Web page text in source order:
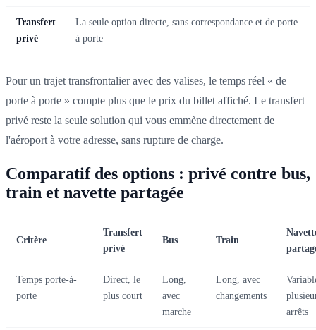
Transfert
privé
La seule option directe, sans correspondance et de porte
à porte
Pour un trajet transfrontalier avec des valises, le temps réel « de
porte à porte » compte plus que le prix du billet affiché. Le transfert
privé reste la seule solution qui vous emmène directement de
l'aéroport à votre adresse, sans rupture de charge.
Comparatif des options : privé contre bus,
train et navette partagée
Critère
Transfert
privé
Bus Train
Temps porte-à-
porte
Direct, le
plus court
Long,
avec
marche
Long, avec
changements
arrêts